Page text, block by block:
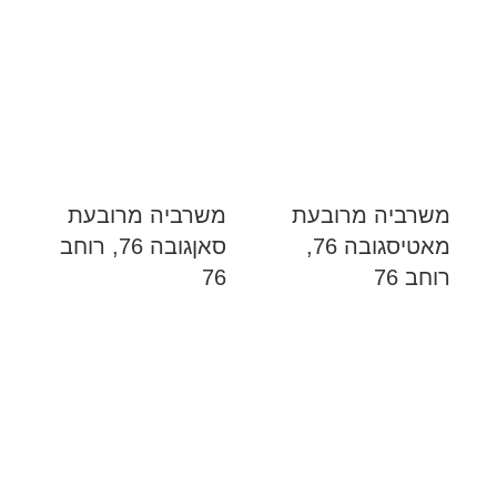
משרביה מרובעת
מאטיסגובה 76,
רוחב 76
משרביה מרובעת
סאןגובה 76, רוחב
76